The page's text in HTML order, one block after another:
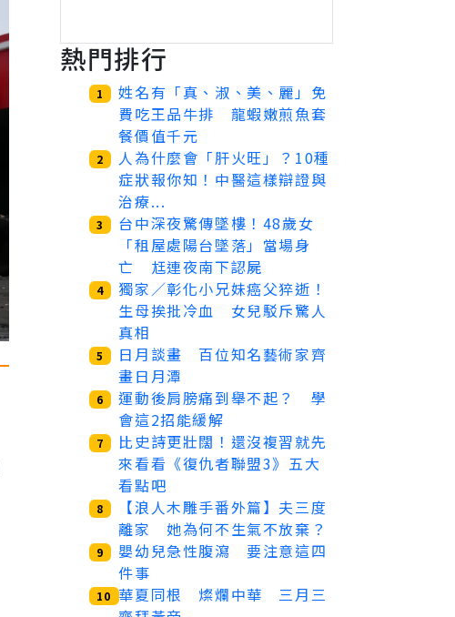
熱門排行
1
姓名有「真、淑、美、麗」免
費吃王品牛排 龍蝦嫩煎魚套
餐價值千元
2
人為什麼會「肝火旺」？10種
症狀報你知！中醫這樣辯證與
治療...
3
台中深夜驚傳墜樓！48歲女
「租屋處陽台墜落」當場身
亡 尪連夜南下認屍
4
獨家／彰化小兄妹癌父猝逝！
生母挨批冷血 女兒駁斥驚人
真相
5
日月談畫 百位知名藝術家齊
畫日月潭
6
運動後肩膀痛到舉不起？ 學
會這2招能緩解
7
比史詩更壯闊！還沒複習就先
來看看《復仇者聯盟3》五大
看點吧
8
【浪人木雕手番外篇】夫三度
離家 她為何不生氣不放棄？
9
嬰幼兒急性腹瀉 要注意這四
件事
10 華夏同根 燦爛中華 三月三